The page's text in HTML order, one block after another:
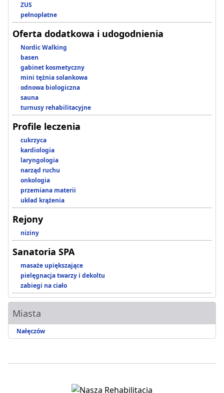
ZUS
pełnopłatne
Oferta dodatkowa i udogodnienia
Nordic Walking
basen
gabinet kosmetyczny
mini tężnia solankowa
odnowa biologiczna
sauna
turnusy rehabilitacyjne
Profile leczenia
cukrzyca
kardiologia
laryngologia
narząd ruchu
onkologia
przemiana materii
układ krążenia
Rejony
niziny
Sanatoria SPA
masaże upiększające
pielęgnacja twarzy i dekoltu
zabiegi na ciało
Miasta
Nałęczów